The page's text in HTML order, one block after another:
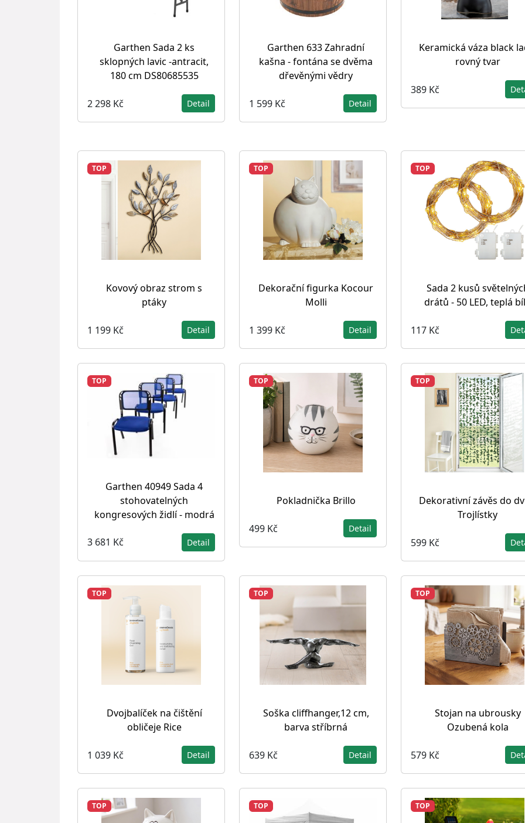
Garthen Sada 2 ks
sklopných lavic -antracit,
180 cm DS80685535
2 298 Kč Detail
Garthen 633 Zahradní
kašna - fontána se dvěma
dřevěnými vědry
1 599 Kč Detail
Keramická váza black
rovný tvar
389 Kč
TOP
Kovový obraz strom s
ptáky
1 199 Kč Detail
TOP
Dekorační figurka Kocour
Molli
1 399 Kč Detail
TOP
Sada 2 kusů
drátů - 50 LED, teplá
117 Kč
TOP
Garthen 40949 Sada 4
stohovatelných
kongresových židlí - modrá
3 681 Kč Detail
TOP
Pokladnička Brillo
499 Kč Detail
TOP
Dekorativní závěs do
Trojlístky
599 Kč
TOP
Dvojbalíček na čištění
obličeje Rice
1 039 Kč Detail
TOP
Soška cliffhanger,12 cm,
barva stříbrná
639 Kč Detail
TOP
Stojan na ubrousky
Ozubená kola
579 Kč
TOP TOP TOP